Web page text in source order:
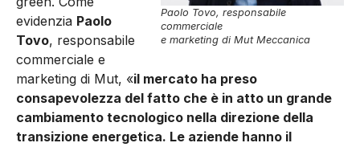
Paolo Tovo, responsabile
commerciale
e marketing di Mut Meccanica
evidenzia Paolo
Tovo, responsabile
commerciale e
marketing di Mut, «il mercato ha preso
consapevolezza del fatto che è in atto un grande
cambiamento tecnologico nella direzione della
transizione energetica. Le aziende hanno il